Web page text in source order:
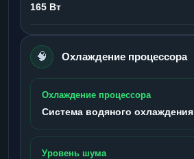
165 Вт
🧠 Охлаждение процессора
Охлаждение процессора
Система водяного охлаждения
Уровень шума